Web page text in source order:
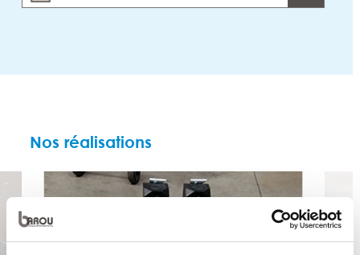
Nos réalisations